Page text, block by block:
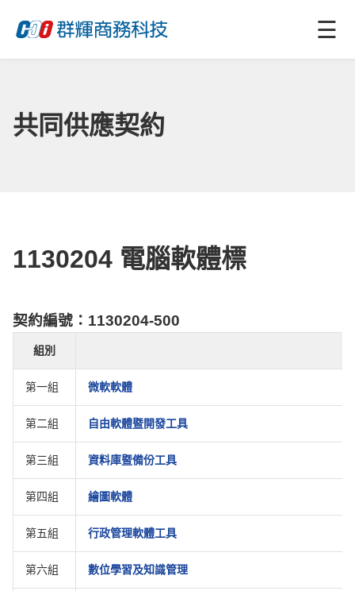
☰
共同供應契約
1130204 電腦軟體標
契約編號：1130204-500
組別
第一組 微軟軟體
第二組 自由軟體暨開發工具
第三組 資料庫暨備份工具
第四組 繪圖軟體
第五組 行政管理軟體工具
第六組 數位學習及知識管理